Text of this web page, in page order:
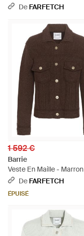
Blanc
De FARFETCH
1 592 €
Barrie
Veste En Maille - Marron
De FARFETCH
ÉPUISÉ